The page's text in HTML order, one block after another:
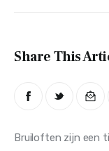
Share This
Bruiloften zijn een